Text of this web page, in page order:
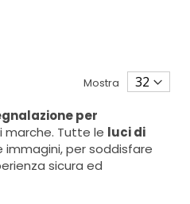
Mostra
per
marche. Tutte le luci di
per soddisfare
sicura ed